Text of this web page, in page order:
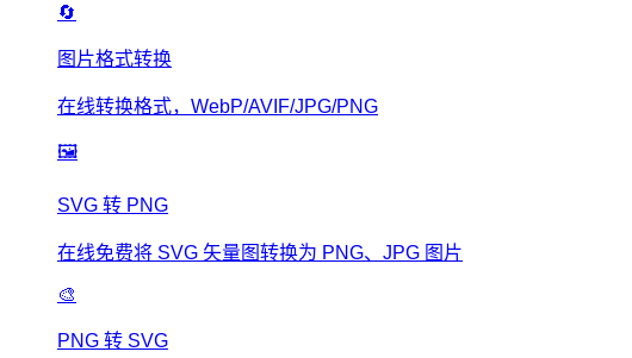
🔄
图片格式转换
在线转换格式，WebP/AVIF/JPG/PNG
🖼️
SVG 转 PNG
在线免费将 SVG 矢量图转换为 PNG、JPG 图片
🎨
PNG 转 SVG